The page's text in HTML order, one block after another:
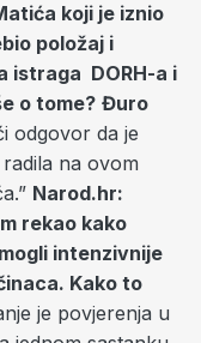
koji je iznio
položaj i
istraga DORH-a i
o tome? Đuro
odgovor da je
na ovom
Narod.hr:
rekao kako
intenzivnije
Kako to
je povjerenja u